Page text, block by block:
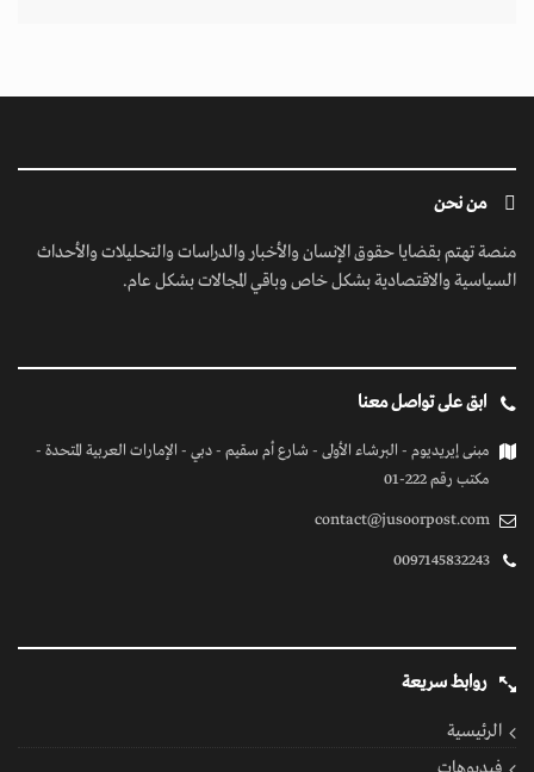
من نحن
منصة تهتم بقضايا حقوق الإنسان والأخبار والدراسات والتحليلات والأحداث
السياسية والاقتصادية بشكل خاص وباقي المجالات بشكل عام.
ابق على تواصل معنا
مبنى إيريديوم - البرشاء الأولى - شارع أم سقيم - دبي - الإمارات العربية المتحدة -
مكتب رقم 222-01
contact@jusoorpost.com
0097145832243
روابط سريعة
الرئيسية